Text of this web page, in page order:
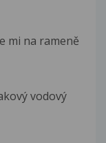
mi na rameně
vodový